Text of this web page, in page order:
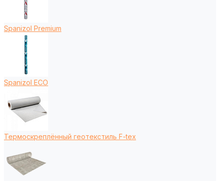
Spanizol Premium
Spanizol ECO
Термоскреплённый геотекстиль F-tex